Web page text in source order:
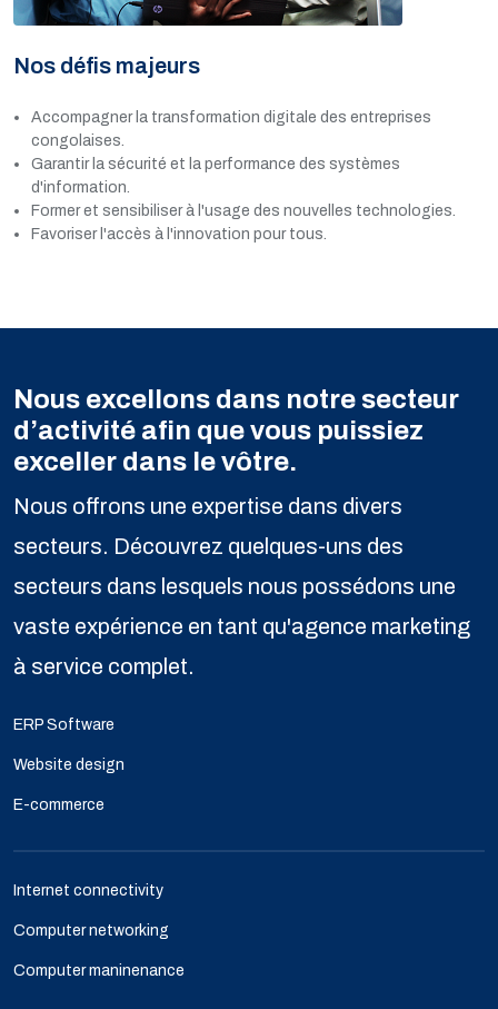
Nos défis majeurs
Accompagner la transformation digitale des entreprises
congolaises.
Garantir la sécurité et la performance des systèmes
d'information.
Former et sensibiliser à l'usage des nouvelles technologies.
Favoriser l'accès à l'innovation pour tous.
Nous excellons dans notre secteur
d’activité afin que vous puissiez
exceller dans le vôtre.
Nous offrons une expertise dans divers
secteurs. Découvrez quelques-uns des
secteurs dans lesquels nous possédons une
vaste expérience en tant qu'agence marketing
à service complet.
ERP Software
Website design
E-commerce
Internet connectivity
Computer networking
Computer maninenance